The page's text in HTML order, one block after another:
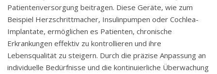
Patientenversorgung beitragen. Diese Geräte, wie zum
Beispiel Herzschrittmacher, Insulinpumpen oder Cochlea-
Implantate, ermöglichen es Patienten, chronische
Erkrankungen effektiv zu kontrollieren und ihre
Lebensqualität zu steigern. Durch die präzise Anpassung an
individuelle Bedürfnisse und die kontinuierliche Überwachung